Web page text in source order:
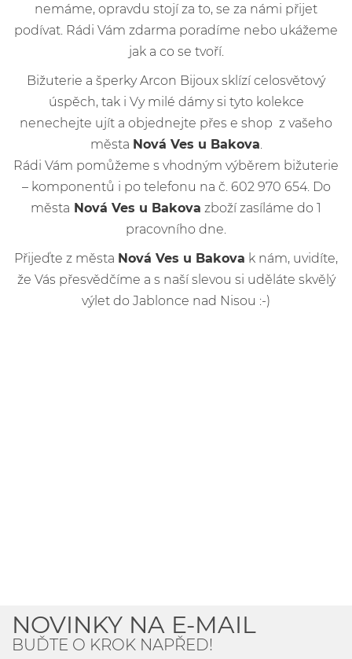
nemáme, opravdu stojí za to, se za námi přijet
podívat. Rádi Vám zdarma poradíme nebo ukážeme
jak a co se tvoří.
Bižuterie a šperky Arcon Bijoux sklízí celosvětový
úspěch, tak i Vy milé dámy si tyto kolekce
nenechejte ujít a objednejte přes e shop z vašeho
města Nová Ves u Bakova
Rádi Vám pomůžeme s vhodným výběrem bižuterie
– komponentů i po telefonu na č. 602 970 654. Do
města Nová Ves u Bakova zboží zasíláme do 1
pracovního dne.
Přijeďte z města Nová Ves u Bakova k nám, uvidíte,
že Vás přesvědčíme a s naší slevou si uděláte skvělý
výlet do Jablonce nad Nisou :-)
NOVINKY NA E-MAIL
BUĎTE O KROK NAPŘED!